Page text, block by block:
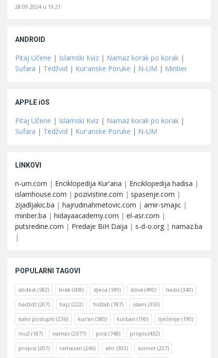
28.09.2024 u 19:21
ANDROID
Pitaj Učene | Islamski Kviz | Namaz korak po korak |
Sufara | Tedžvid | Kur'anske Poruke | N-UM | Minber
APPLE iOS
Pitaj Učene | Islamski Kviz | Namaz korak po korak |
Sufara | Tedžvid | Kur'anske Poruke | N-UM
LINKOVI
n-um.com | Enciklopedija Kur'ana | Enciklopedija hadisa |
islamhouse.com | pozivistine.com | spasenje.com |
zijadljakic.ba | hajrudinahmetovic.com | amir-smajic |
minber.ba | hidayaacademy.com | el-asr.com |
putsredine.com | Predaje BiH Daija | s-d-o.org | namaz.ba
|
POPULARNI TAGOVI
abdest (582) brak (608) djeca (189) dova (490) hadis (340)
hadždž (207) hajz (222) hidžab (187) islam (353)
kako postupiti (236) kur'an (580) kurban (190) liječenje (190)
muž (187) namaz (2377) post (748) propis (432)
propisi (207) ramazan (246) sihr (303) sunnet (227)